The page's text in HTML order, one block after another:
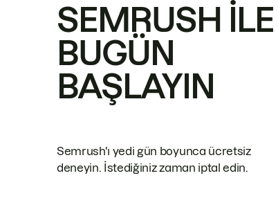
SEMRUSH ILE
BUGÜN
BAŞLAYIN
Semrush'ı yedi gün boyunca ücretsiz
deneyin. İstediğiniz zaman iptal edin.